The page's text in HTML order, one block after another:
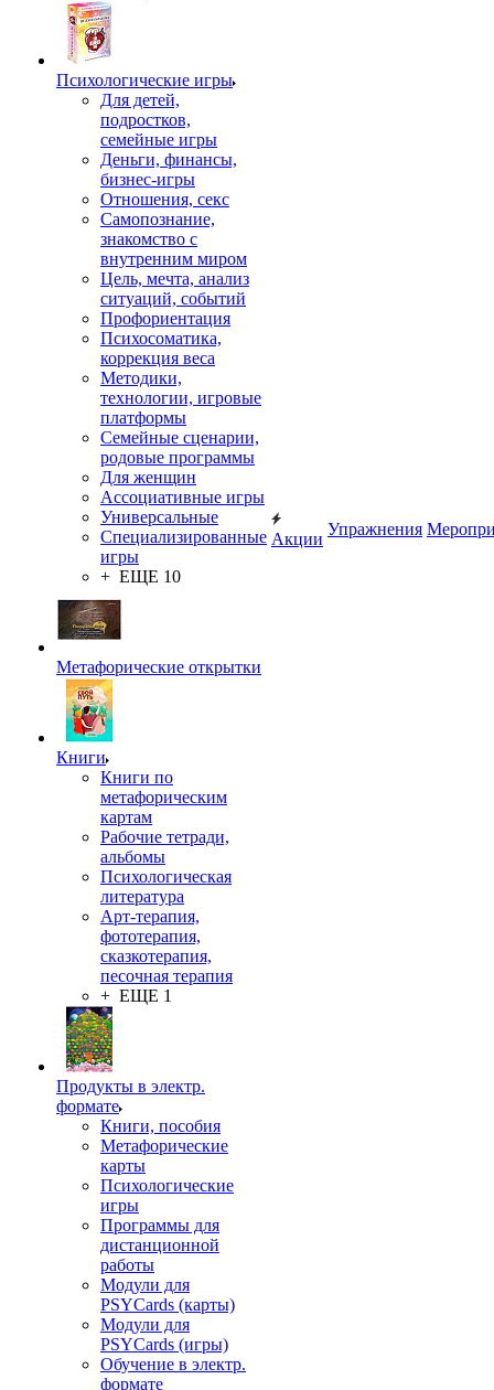
Психологические игры
Для детей,
подростков,
семейные игры
Деньги, финансы,
бизнес-игры
Отношения, секс
Самопознание,
знакомство с
внутренним миром
Цель, мечта, анализ
ситуаций, событий
Профориентация
Психосоматика,
коррекция веса
Методики,
технологии, игровые
платформы
Семейные сценарии,
родовые программы
Для женщин
Ассоциативные игры
Универсальные
Специализированные
игры
+ ЕЩЕ 10
Метафорические открытки
Книги
Книги по
метафорическим
картам
Рабочие тетради,
альбомы
Психологическая
литература
Арт-терапия,
фототерапия,
сказкотерапия,
песочная терапия
+ ЕЩЕ 1
Продукты в электр.
формате
Книги, пособия
Метафорические
карты
Психологические
игры
Программы для
дистанционной
работы
Модули для
PSYCards (карты)
Модули для
PSYCards (игры)
Обучение в электр.
формате
Акции
Упражнения